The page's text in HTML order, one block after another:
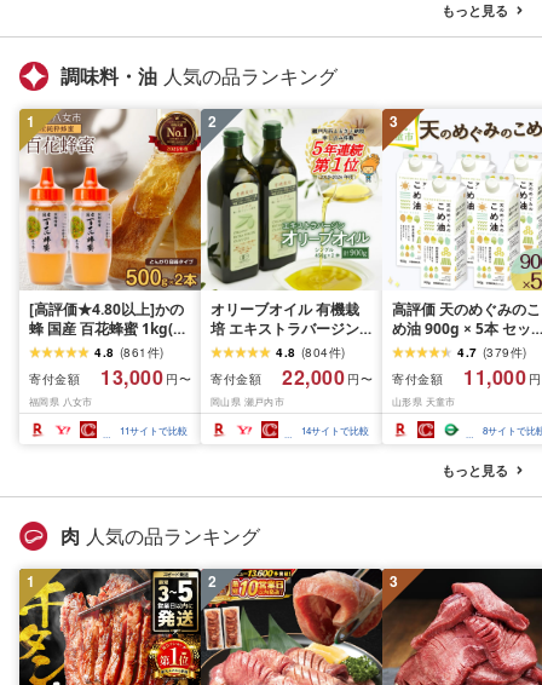
もっと見る
調味料・油 人気の品ランキング
1
[高評価★4.80以上]かの
蜂 国産 百花蜂蜜 1kg(と
んがり容器500g×2本)養
蜂一筋60年自慢の一品
ハチミツ 非加熱 純粋は
ちみつ ハニー 防災グッ
ズ 常温 保存 備蓄 防災食
非常食 保存食 はちみつ
4.8 (861 件)
寄付金額
13,000 円〜
福岡県 八女市
11サイトで比較
2
オリーブオイル 有機栽
培 エキストラバージン
オリーブ オイル シング
ル 2本 セット オーガニ
ック 調味料 油 オリーブ
油 食用油 ギフト 人気 サ
ラダ ドレッシング パス
4.8 (804件)
寄付金額
22,000 円〜
岡山県 瀬戸内市
14サイトで比較
3
高評価 天のめぐみのこ
め油 900g × 5本 セッ
配送時期が選べる 国産
紙パック 大容量 米油
植物油 調理油 食用油
味料 先行予約 発送時
が選べる のし 贈答 ギ
ト 大人気 お取り寄せ
康志向 栄養機能食品
温保存 お中元 [ 山形県
天童市 ]
4.7 (379件)
寄付金額
11,000
山形県 天童市
8サイトで比
もっと見る
肉 人気の品ランキング
1 2 3